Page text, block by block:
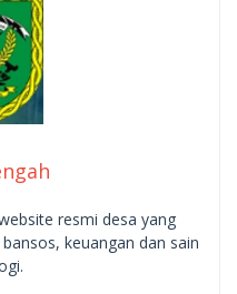
resmi desa yang
keuangan dan sain